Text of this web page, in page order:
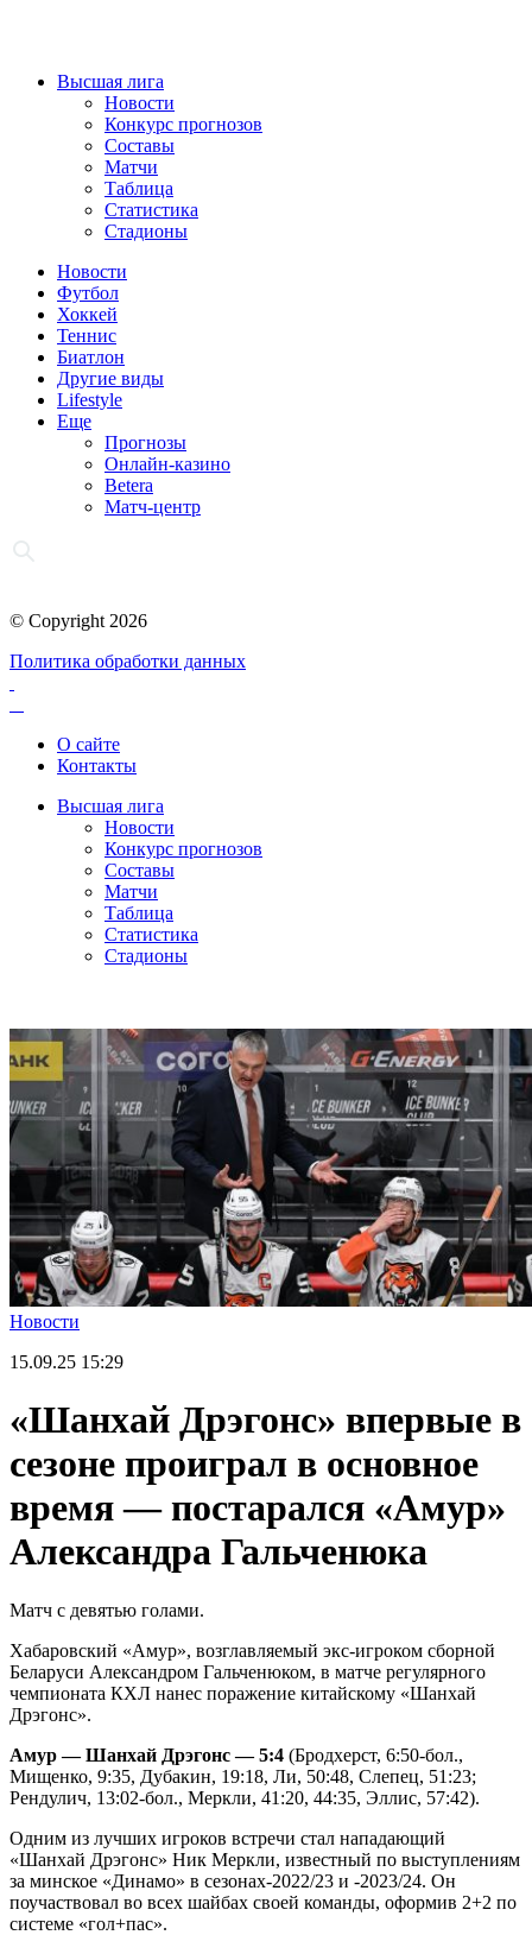
Высшая лига
Новости
Конкурс прогнозов
Составы
Матчи
Таблица
Статистика
Стадионы
Новости
Футбол
Хоккей
Теннис
Биатлон
Другие виды
Lifestyle
Еще
Прогнозы
Онлайн-казино
Betera
Матч-центр
© Copyright 2026
Политика обработки данных
О сайте
Контакты
Высшая лига
Новости
Конкурс прогнозов
Составы
Матчи
Таблица
Статистика
Стадионы
Новости
15.09.25 15:29
«Шанхай Дрэгонс» впервые в
сезоне проиграл в основное
время — постарался «Амур»
Александра Гальченюка
Матч с девятью голами.
Хабаровский «Амур», возглавляемый экс-игроком сборной
Беларуси Александром Гальченюком, в матче регулярного
чемпионата КХЛ нанес поражение китайскому «Шанхай
Дрэгонс».
Амур — Шанхай Дрэгонс — 5:4 (Бродхерст, 6:50-бол.,
Мищенко, 9:35, Дубакин, 19:18, Ли, 50:48, Слепец, 51:23;
Рендулич, 13:02-бол., Меркли, 41:20, 44:35, Эллис, 57:42).
Одним из лучших игроков встречи стал нападающий
«Шанхай Дрэгонс» Ник Меркли, известный по выступлениям
за минское «Динамо» в сезонах-2022/23 и -2023/24. Он
поучаствовал во всех шайбах своей команды, оформив 2+2 по
системе «гол+пас».